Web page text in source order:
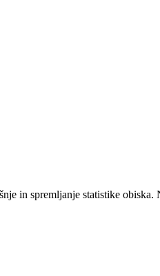
in spremljanje statistike obiska.